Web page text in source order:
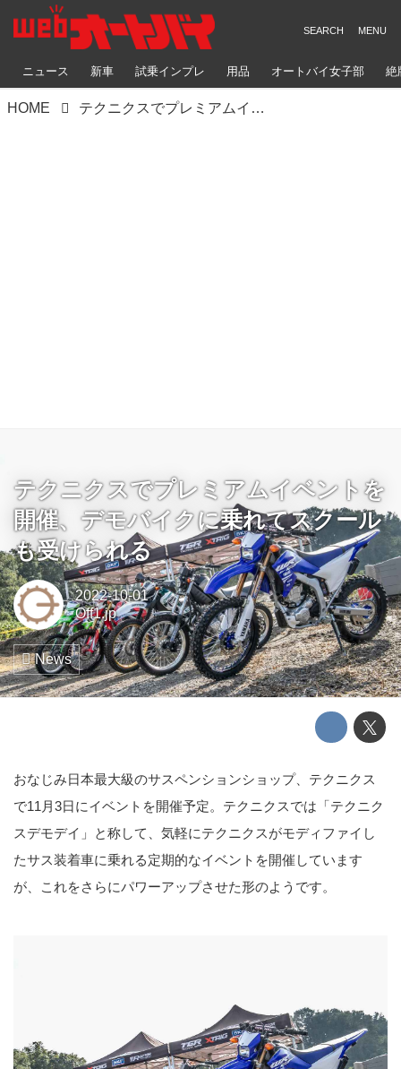
ニュース 新車 試乗インプレ 用品 オートバイ女子部 絶
HOME テクニクスでプレミアムイベントを開催、デモバイクに乗れてスクールも受けられる
テクニクスでプレミアムイベントを
開催、デモバイクに乗れてスクール
も受けられる
2022-10-01
Off1.jp
News
おなじみ日本最大級のサスペンションショップ、テクニクス
で11月3日にイベントを開催予定。テクニクスでは「テクニク
スデモデイ」と称して、気軽にテクニクスがモディファイし
たサス装着車に乗れる定期的なイベントを開催しています
が、これをさらにパワーアップさせた形のようです。